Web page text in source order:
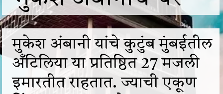
मुकेश अंबानी यांचे कुटुंब मुंबईतील
अँटिलिया या प्रतिष्ठित 27 मजली
इमारतीत राहतात. ज्याची एकूण